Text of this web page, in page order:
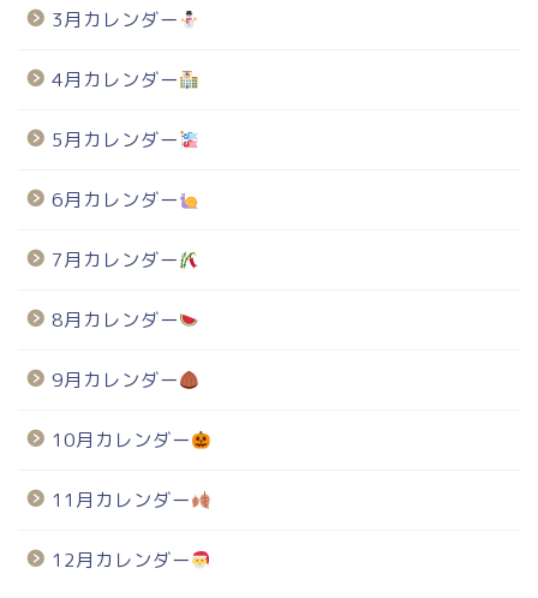
3月カレンダー
4月カレンダー
5月カレンダー
6月カレンダー
7月カレンダー
8月カレンダー
9月カレンダー
10月カレンダー
11月カレンダー
12月カレンダー